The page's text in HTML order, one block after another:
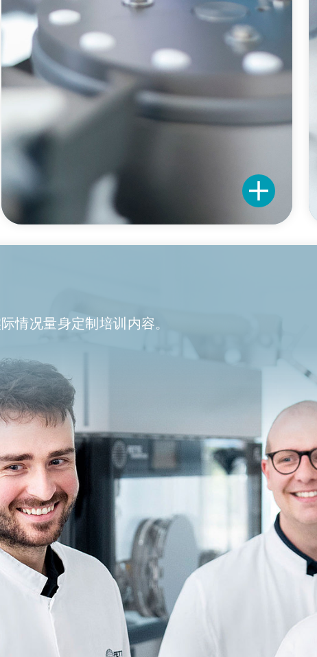
情况量身定制培训内容。